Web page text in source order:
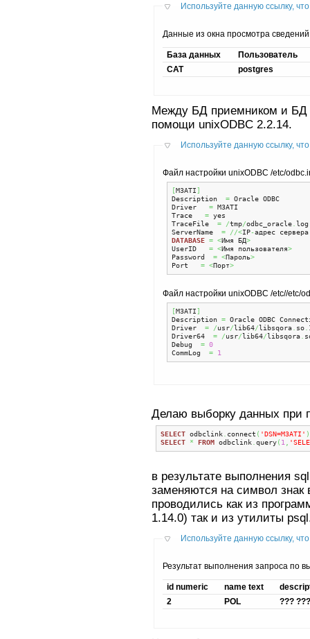
Используйте данную ссылку,
Данные из окна просмотра
База данных
Пользователь
CAT
postgres
Между БД приемником и БД
помощи unixODBC 2.2.14.
Используйте данную ссылку,
Файл настройки unixODBC /etc/
[M3ATI]
Description = Oracle ODBC
Driver = M3ATI
Trace = yes
TraceFile = /tmp/odbc_oracle.
ServerName = //<IP-адрес
DATABASE = <Имя БД>
UserID = <Имя пользователя>
Password = <Пароль>
Port = <Порт>
Файл настройки unixODBC /etc//etc/
[M3ATI]
Description = Oracle ODBC
Driver = /usr/lib64/libsqora. so.
Driver64 = /usr/lib64/libsqora.
Debug = 0
CommLog = 1
Делаю выборку данных
SELECT odbclink. connect ( 'DSN=M3ATI' )
SELECT
* FROM odbclink. query( 1
в результате выполнения
заменяются на символ знак
проводились как из
1.14.0) так и из утилиты
Используйте данную ссылку,
Результат выполнения запроса по
id numeric name text
2
POL ???